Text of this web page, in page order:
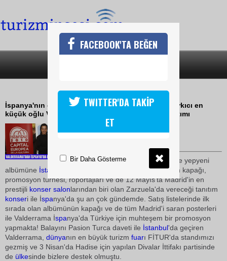
VALDERRAMADAN TÜRKİYE TANITIMI
İspanya'nın efsane sesi Juanito Valderrama'nın şarkıcı en
küçük oğlu VALDERRAMA'dan büyük Türkiye tanıtımı
10 Mayıs 2009 / 22:09
Pasion Turca produksiyonu ile yepyeni
albümüne İstanbul
'da 4 şarkı kaydeden sanatçı, albüm kapağı,
promosyon turnesi, röportajları ve de 12 Mayıs'ta Madrid'in en
prestijli konser salonlarından biri olan Zarzuela'da vereceği tanıtım
konseri ile İspanya'da şu an çok gündemde. Satış listelerinde ilk
sırada olan albümünün kapağı ve de tüm Madrid'i saran posterleri
ile Valderrama İspanya'da Türkiye için muhteşem bir promosyon
yapmakta! Balayını Pasion Turca daveti ile İstanbul'da geçiren
Valderrama, dünyanın en büyük turizm fuarı FİTUR'da standımızı
gezmiş ve 3 Nisan'da Hadise için yapılan Divalar İttifakı partisinde
de ülkesinde bizlere destek olmuştu.
FACEBOOK'TA BEĞEN
TWITTER'DA TAKİP
ET
Bir Daha Gösterme